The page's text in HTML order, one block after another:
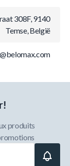
308F, 9140
Temse, België
produits